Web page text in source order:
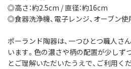
◎高さ：約2.5cm / 直径：約16cm
◎食器洗浄機、電子レンジ、オーブン使
ポーランド陶器は、一つひとつ職人さ
います。色の濃さや柄の配置が少しず
とご理解いただいたうえで、ご利用くだ